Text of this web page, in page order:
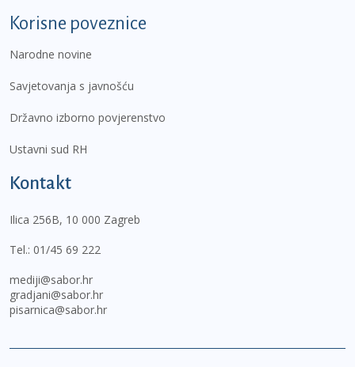
Korisne poveznice
Narodne novine
Savjetovanja s javnošću
Državno izborno povjerenstvo
Ustavni sud RH
Kontakt
Ilica 256B, 10 000 Zagreb
Tel.: 01/45 69 222
mediji@sabor.hr
gradjani@sabor.hr
pisarnica@sabor.hr